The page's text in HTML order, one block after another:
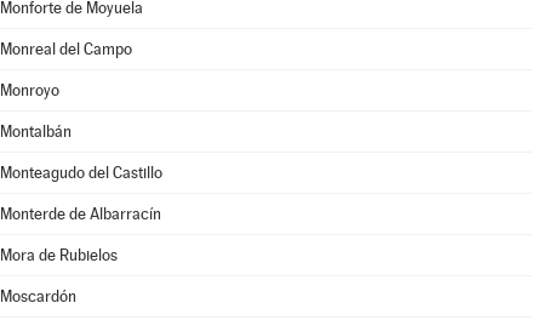
Monforte de Moyuela
Monreal del Campo
Monroyo
Montalbán
Monteagudo del Castillo
Monterde de Albarracín
Mora de Rubielos
Moscardón